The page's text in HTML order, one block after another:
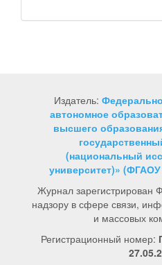
Издатель:
автономное
высшего
(национальный
университет)»
Журнал зарегистрирован
надзору в сфере связи,
и массовых
Регистрационный номер: